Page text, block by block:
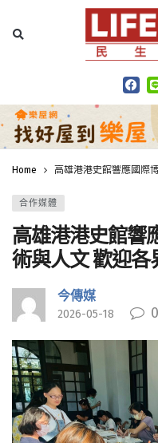
Home 高雄港港史館響應國際
合作媒體
高雄港港史館響
術與人文 歡迎各
今傳媒
2026-05-18 0